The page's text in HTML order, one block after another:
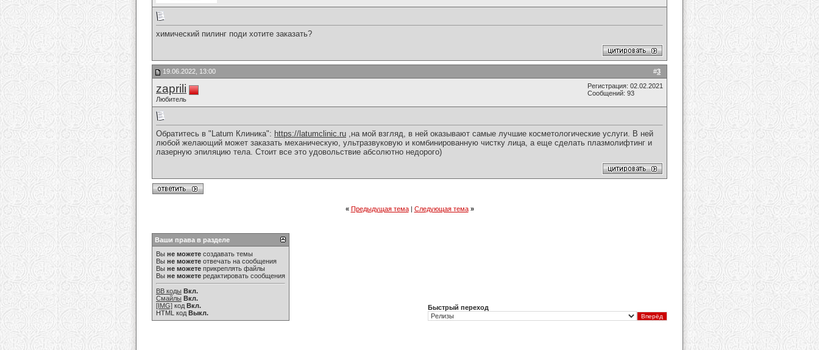
химический пилинг поди хотите заказать?
#3
19.06.2022, 13:00
zaprili
Любитель
Регистрация: 02.02.2021
Сообщений: 93
Обратитесь в "Latum Клиника": https://latumclinic.ru ,на мой взгляд, в ней оказывают самые лучшие косметологические услуги. В ней
любой желающий может заказать механическую, ультразвуковую и комбинированную чистку лица, а еще сделать плазмолифтинг и
лазерную эпиляцию тела. Стоит все это удовольствие абсолютно недорого)
« Предыдущая тема| Следующая тема »
Ваши права в разделе
Вы не можете создавать темы
Вы не можете отвечать на сообщения
Вы не можете прикреплять файлы
Вы не можете редактировать сообщения
BB коды Вкл.
Смайлы Вкл.
[IMG] код Вкл.
HTML код Выкл.
Быстрый переход